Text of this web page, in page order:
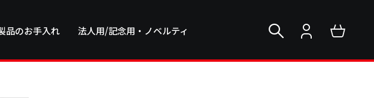
品のお手入れ 法人用/記念用・ノベルティ